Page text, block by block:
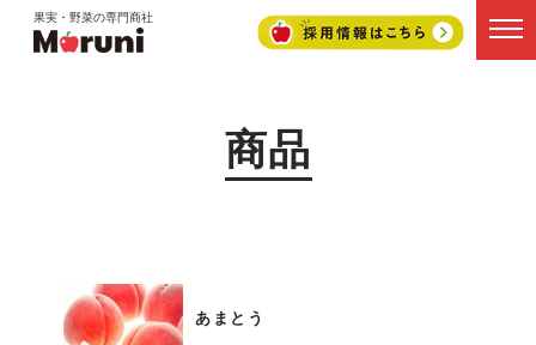
果実・野菜の専門商社
商品
あまとう